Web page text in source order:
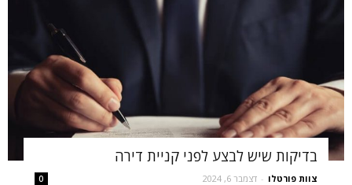
בדיקות שיש לבצע לפני קניית דירה
צוות פורטלו - דצמבר 6, 2024 0